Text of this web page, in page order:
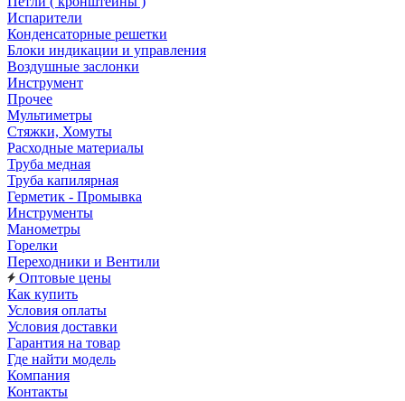
Испарители
Конденсаторные решетки
Блоки индикации и управления
Воздушные заслонки
Инструмент
Прочее
Мультиметры
Стяжки, Хомуты
Расходные материалы
Труба медная
Труба капилярная
Герметик - Промывка
Инструменты
Манометры
Горелки
Переходники и Вентили
Оптовые цены
Как купить
Условия оплаты
Условия доставки
Гарантия на товар
Где найти модель
Компания
Контакты